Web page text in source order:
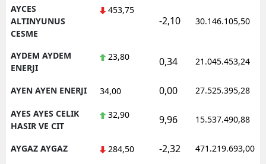
AYCES
ALTINYUNUS
CESME
453,75
-2,10 30.146.105,50
AYDEM AYDEM
ENERJI
23,80 0,34 21.045.453,24
AYEN AYEN ENERJI 34,00 0,00 27.525.395,28
AYES AYES CELIK
HASIR VE CIT
32,90 9,96 15.537.490,88
AYGAZ AYGAZ 284,50 -2,32 471.219.693,00